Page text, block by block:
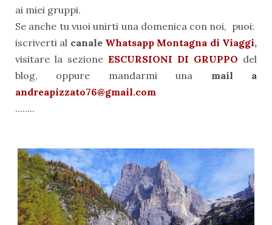
ai miei gruppi.
Se anche tu vuoi unirti una domenica con noi, puoi:
iscriverti al canale Whatsapp Montagna di Viaggi,
visitare la sezione ESCURSIONI DI GRUPPO del
blog, oppure mandarmi una mail a
andreapizzato76@gmail.com
........